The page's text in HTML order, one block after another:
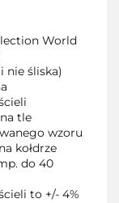
World
nie śliska)
tle
wzoru
kołdrze
do 40
to +/- 4%